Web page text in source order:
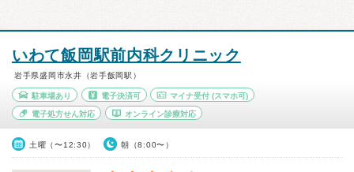
いわて飯岡駅前内科クリニック
岩手県盛岡市永井（岩手飯岡駅）
駐車場あり 電子決済可 マイナ受付 (スマホ可)
電子処方せん対応 オンライン診療対応
土曜（〜12:30） 朝（8:00〜）